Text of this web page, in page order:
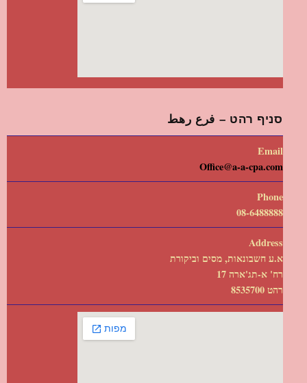
סניף רהט – فرع رهط
Email
Office@a-a-cpa.com
Phone
08-6488888
Address
א.ע חשבונאות, מסים וביקורת
רח' א-תג'ארה 17
רהט 8535700